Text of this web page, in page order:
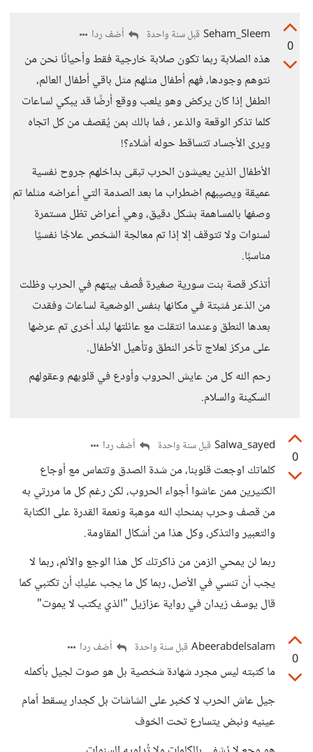
0
Seham_Sleem قبل سنة واحدة أضف ردا
هذه الصلابة ربما تكون صلابة خارجية فقط وأحيانًا نحن من
نتوهم وجودها، فهم أطفال مثلهم مثل باقي أطفال العالم،
الطفل إذا كان يركض وهو يلعب ووقع أرضًا قد يبكي لساعات
كلما تذكر الوقعة والذعر ، فما بالك بمن يُقصف من كل اتجاه
ويرى الأجساد تتساقط حوله أشلاء؟!
الأطفال الذين يعيشون الحرب تبقى بداخلهم جروح نفسية
عميقة ويصيبهم اضطراب ما بعد الصدمة التي أعراضه مثلما تم
وصفها بالمساهمة بشكل دقيق، وهي أعراض تظل مستمرة
لسنوات ولا تتوقف إلا إذا تم معالجة الشخص علاجًا نفسيًا
مناسبًا.
أتذكر قصة بنت سورية صغيرة قُصف بيتهم في الحرب وظلت
من الذعر مُثبتة في مكانها بنفس الوضعية لساعات وفقدت
بعدها النطق وعندما انتقلت مع عائلتها لبلد أخرى تم عرضها
على مركز لعلاج تأخر النطق وتأهيل الأطفال.
رحم الله كل من عايش الحروب وأودع في قلوبهم وعقولهم
السكينة والسلام.
0
Salwa_sayed قبل سنة واحدة أضف ردا
كلماتك اوجعت قلوبنا، من شدة الصدق وتتماس مع أوجاع
الكثيرين ممن عاشوا أجواء الحروب، لكن رغم كل ما مررتي به
من قصف وحرب بمنحكِ الله موهبة ونعمة القدرة على الكتابة
والتعبير والتذكر، وكل هذا من أشكال المقاومة.
ربما لن يمحي الزمن من ذاكرتك كل هذا الوجع والألم، ربما لا
يجب أن تنسي في الأصل، ربما كل ما يجب عليكِ أن تكتبي كما
قال يوسف زيدان في رواية عزازيل "الذي يكتب لا يموت"
0
Abeerabdelsalam قبل سنة واحدة أضف ردا
ما كتبته ليس مجرد شهادة شخصية بل هو صوت لجيل بأكمله
جيل عاش الحرب لا كخبر على الشاشات بل كجدار يسقط أمام
عينيه ونبض يتسارع تحت الخوف